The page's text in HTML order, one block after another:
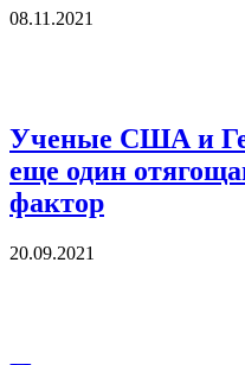
08.11.2021
Ученые США и
еще один
фактор
20.09.2021